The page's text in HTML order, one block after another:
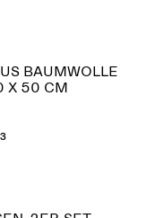
BAUMWOLLE
X 50 CM